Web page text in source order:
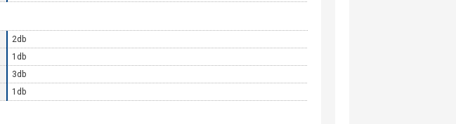
2db
1db
3db
1db